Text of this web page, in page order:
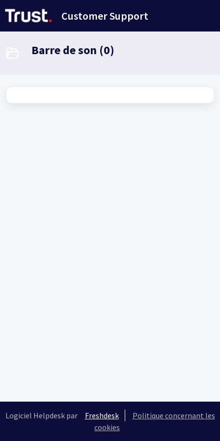
Customer Support
Barre de son (0)
Logiciel Helpdesk par Freshdesk
Politique concernant les
cookies